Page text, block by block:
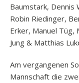
Baumstark, Dennis
Robin Riedinger,
Erker, Manuel Tüg,
Jung & Matthias
Am vergangenen
Mannschaft die